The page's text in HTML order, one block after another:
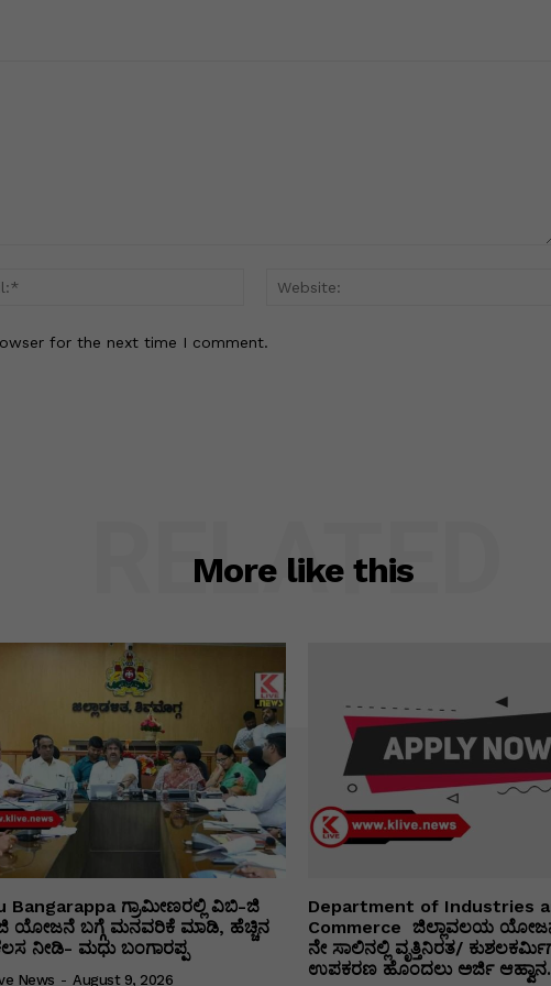
Email:*
for the next time I comment.
More like this
RELATED
Bangarappa ಗ್ರಾಮೀಣರಲ್ಲಿ ವಿಬಿ-ಜಿ
ಯೋಜನೆ ಬಗ್ಗೆ ಮನವರಿಕೆ ಮಾಡಿ, ಹೆಚ್ಚಿನ
ನೀಡಿ- ಮಧು ಬಂಗಾರಪ್ಪ
News - August 9, 2026
Department of Industries
Commerce ಜಿಲ್ಲಾವಲಯ
ನೇ ಸಾಲಿನಲ್ಲಿ ವೃತ್ತಿನಿರತ/
ಉಪಕರಣ ಹೊಂದಲು ಅರ್ಜಿ ಆಹ್ವಾನ.